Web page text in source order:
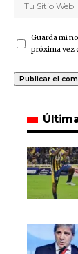
Guarda mi
próxima vez